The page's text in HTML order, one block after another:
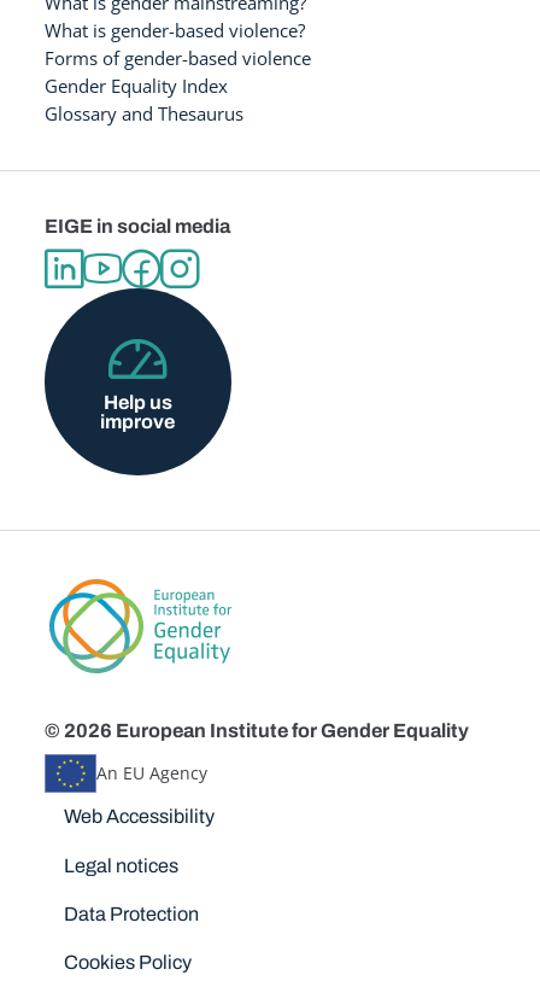
What is gender-based violence?
Forms of gender-based violence
Gender Equality Index
Glossary and Thesaurus
EIGE in social media
Help us
improve
© 2026 European Institute for Gender Equality
An EU Agency
Disclaimers
Web Accessibility
Legal notices
Data Protection
Cookies Policy